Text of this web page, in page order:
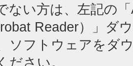
ない方は、左記の
Reader）」ダ
ソフトウェアをダ
ださい。